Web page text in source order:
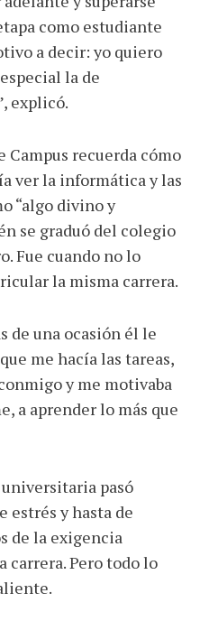
como estudiante
a decir: yo quiero
la de
explicó.
Campus recuerda cómo
ver la informática y las
“algo divino y
se graduó del colegio
Fue cuando no lo
la misma carrera.
de una ocasión él le
me hacía las tareas,
y me motivaba
a aprender lo más que
pasó
estrés y hasta de
de la exigencia
carrera. Pero todo lo